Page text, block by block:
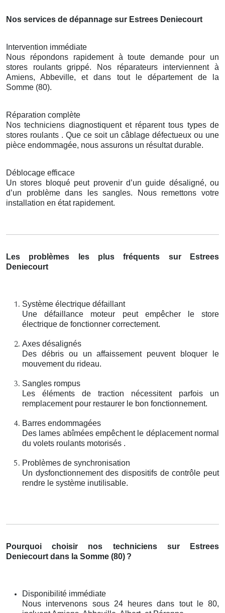
Nos services de dépannage sur Estrees Deniecourt
Intervention immédiate
Nous répondons rapidement à toute demande pour un
stores roulants grippé. Nos réparateurs interviennent à
Amiens, Abbeville, et dans tout le département de la
Somme (80).
Réparation complète
Nos techniciens diagnostiquent et réparent tous types de
stores roulants . Que ce soit un câblage défectueux ou une
pièce endommagée, nous assurons un résultat durable.
Déblocage efficace
Un stores bloqué peut provenir d’un guide désaligné, ou
d’un problème dans les sangles. Nous remettons votre
installation en état rapidement.
Les problèmes les plus fréquents sur Estrees
Deniecourt
Système électrique défaillant
Une défaillance moteur peut empêcher le store
électrique de fonctionner correctement.
Axes désalignés
Des débris ou un affaissement peuvent bloquer le
mouvement du rideau.
Sangles rompus
Les éléments de traction nécessitent parfois un
remplacement pour restaurer le bon fonctionnement.
Barres endommagées
Des lames abîmées empêchent le déplacement normal
du volets roulants motorisés .
Problèmes de synchronisation
Un dysfonctionnement des dispositifs de contrôle peut
rendre le système inutilisable.
Pourquoi choisir nos techniciens sur Estrees
Deniecourt dans la Somme (80) ?
Disponibilité immédiate
Nous intervenons sous 24 heures dans tout le 80,